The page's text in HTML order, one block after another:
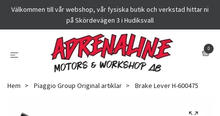
Välkommen till vår webshop, vår fysiska butik och verkstad hittar ni
på Skördevägen 3 i Hudiksvall
0
Hem Piaggio Group Original artiklar Brake Lever H-600475